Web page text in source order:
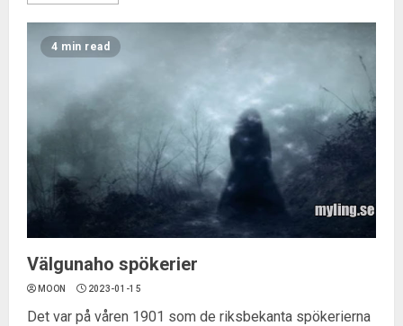
4 min read
Välgunaho spökerier
MOON 2023-01-15
Det var på våren 1901 som de riksbekanta spökerierna